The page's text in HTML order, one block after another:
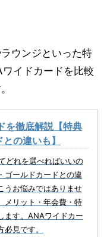
ウンジといった特
イドカードを比較
を徹底解説【特典
の違いも】
どれを選べればいいの
ゴールドカードとの違
うお悩みではありませ
メリット・年会費・特
ます。ANAワイドカー
必見です。